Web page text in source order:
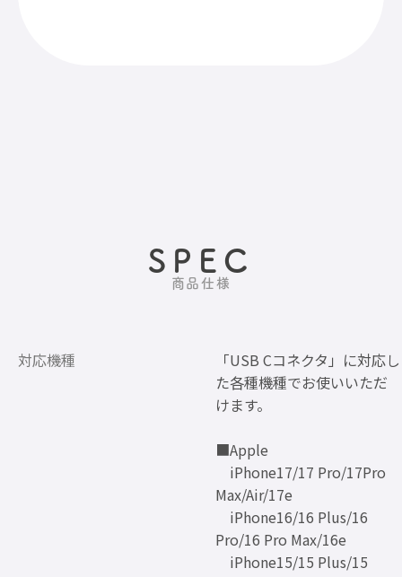
SPEC
商品仕様
対応機種
「USB Cコネクタ」に対応し
た各種機種でお使いいただ
けます。
■Apple
iPhone17/17 Pro/17Pro
Max/Air/17e
iPhone16/16 Plus/16
Pro/16 Pro Max/16e
iPhone15/15 Plus/15